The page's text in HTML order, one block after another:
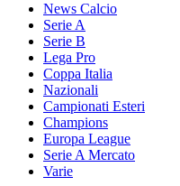
News Calcio
Serie A
Serie B
Lega Pro
Coppa Italia
Nazionali
Campionati Esteri
Champions
Europa League
Serie A Mercato
Varie